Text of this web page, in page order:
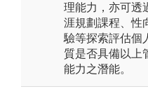
理能力，亦可透
涯規劃課程、性
驗等探索評估個
質是否具備以上
能力之潛能。